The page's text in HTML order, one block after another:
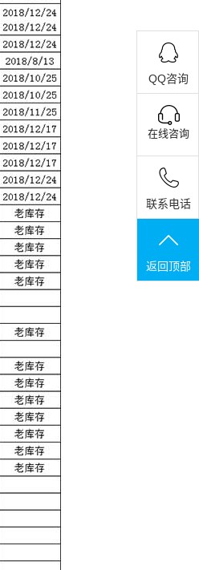
QQ咨询
在线咨询
联系电话
返回顶部